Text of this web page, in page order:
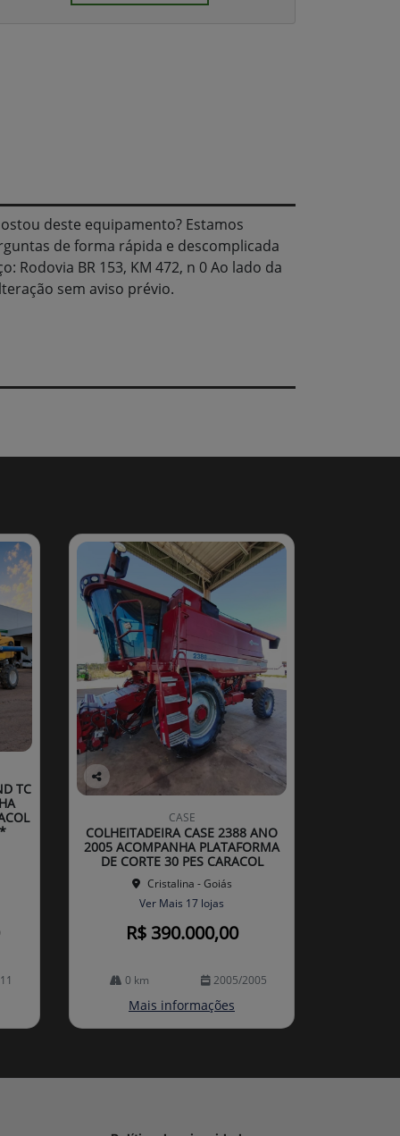
deste equipamento? Estamos
de forma rápida e descomplicada
Rodovia BR 153, KM 472, n 0 Ao lado da
sem aviso prévio.
TC
Co
arti
lhe
CASE
COLHEITADEIRA CASE 2388 ANO
2005 ACOMPANHA PLATAFORMA
DE CORTE 30 PES CARACOL
Cristalina - Goiás
Ver Mais 17 lojas
R$ 390.000,00
0 km 2005/2005
Mais informações